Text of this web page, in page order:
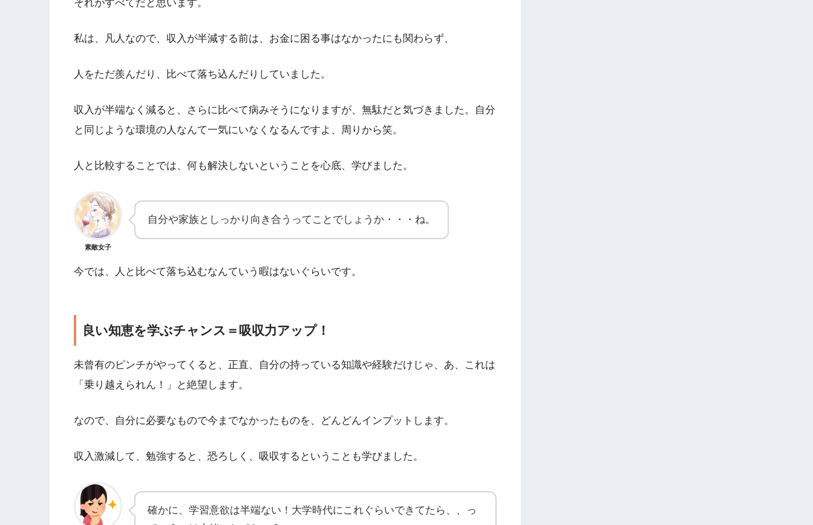
私は、凡人なので、収入が半減する前は、お金に困る事はなかったにも関わらず、
人をただ羨んだり、比べて落ち込んだりしていました。
収入が半端なく減ると、さらに比べて病みそうになりますが、無駄だと気づきました。自分
と同じような環境の人なんて一気にいなくなるんですよ、周りから笑。
人と比較することでは、何も解決しないということを心底、学びました。
素敵女子
自分や家族としっかり向き合うってことでしょうか・・・ね。
今では、人と比べて落ち込むなんていう暇はないぐらいです。
良い知恵を学ぶチャンス＝吸収力アップ！
未曾有のピンチがやってくると、正直、自分の持っている知識や経験だけじゃ、あ、これは
「乗り越えられん！」と絶望します。
なので、自分に必要なもので今までなかったものを、どんどんインプットします。
収入激減して、勉強すると、恐ろしく、吸収するということも学びました。
確かに、学習意欲は半端ない！大学時代にこれぐらいできてたら、、っ